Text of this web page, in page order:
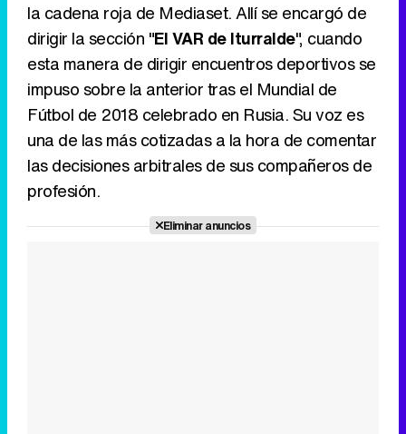
la cadena roja de Mediaset. Allí se encargó de
dirigir la sección "El VAR de Iturralde", cuando
esta manera de dirigir encuentros deportivos se
impuso sobre la anterior tras el Mundial de
Fútbol de 2018 celebrado en Rusia. Su voz es
una de las más cotizadas a la hora de comentar
las decisiones arbitrales de sus compañeros de
profesión.
Eliminar anuncios